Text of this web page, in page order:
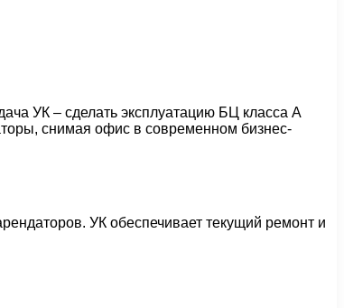
УК – сделать эксплуатацию БЦ класса А
снимая офис в современном бизнес-
УК обеспечивает текущий ремонт и